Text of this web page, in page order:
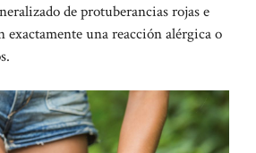
de protuberancias rojas e
exactamente una reacción alérgica o